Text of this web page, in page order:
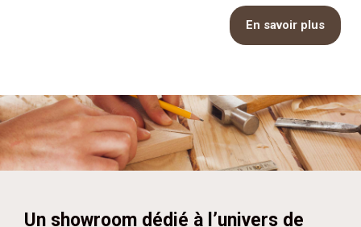
En savoir plus
Un showroom dédié à l’univers de